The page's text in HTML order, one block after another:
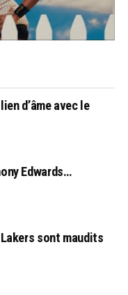
d’âme avec le
Edwards…
sont maudits